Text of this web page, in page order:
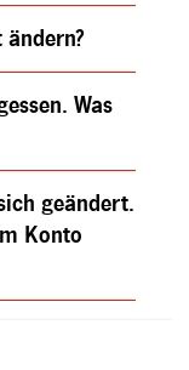
ändern?
Was
geändert.
Konto